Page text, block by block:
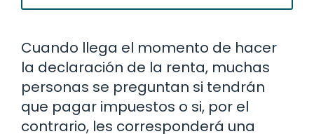
Cuando llega el momento de hacer
la declaración de la renta, muchas
personas se preguntan si tendrán
que pagar impuestos o si, por el
contrario, les corresponderá una